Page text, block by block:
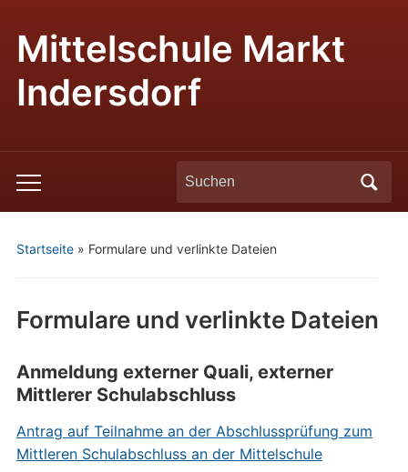
Mittelschule Markt
Indersdorf
Toggle
mobile
Search
for:
Startseite» Formulare und verlinkte Dateien
Formulare und verlinkte Dateien
Anmeldung externer Quali, externer
Mittlerer Schulabschluss
Antrag auf Teilnahme an der Abschlussprüfung zum
Mittleren Schulabschluss an der Mittelschule